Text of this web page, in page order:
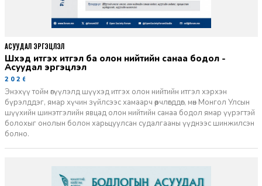
Шүүхэд итгэх итгэл ба олон нийтийн санаа бодол -
Асуудал эргэцүүлэл
2026-06-11
Энэхүү тойм өгүүлэлд шүүхэд итгэх олон нийтийн итгэл хэрхэн
бүрэлддэг, ямар хүчин зүйлсээс хамаарч өөрчлөгддөг, мөн Монгол Улсын
шүүхийн шинэтгэлийн явцад олон нийтийн санаа бодол ямар үүрэгтэй
болохыг онолын болон харьцуулсан судалгааны үүднээс шинжилсэн
болно.
АСУУДАЛ ЭРГЭЦҮҮЛЭЛ